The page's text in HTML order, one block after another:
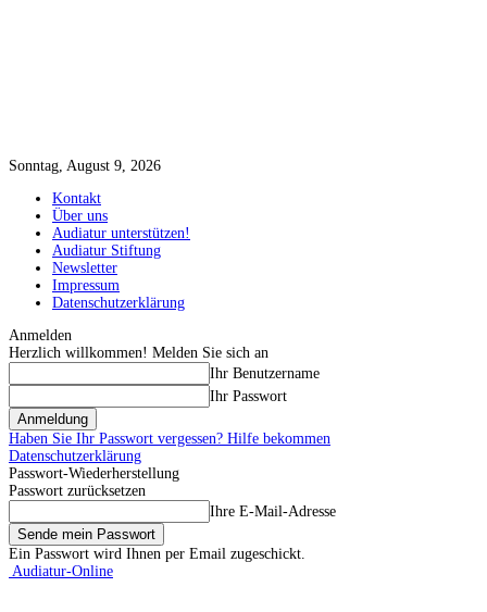
Sonntag, August 9, 2026
Kontakt
Über uns
Audiatur unterstützen!
Audiatur Stiftung
Newsletter
Impressum
Datenschutzerklärung
Anmelden
Herzlich willkommen! Melden Sie sich an
Ihr Benutzername
Ihr Passwort
Haben Sie Ihr Passwort vergessen? Hilfe bekommen
Datenschutzerklärung
Passwort-Wiederherstellung
Passwort zurücksetzen
Ihre E-Mail-Adresse
Ein Passwort wird Ihnen per Email zugeschickt.
Audiatur-Online